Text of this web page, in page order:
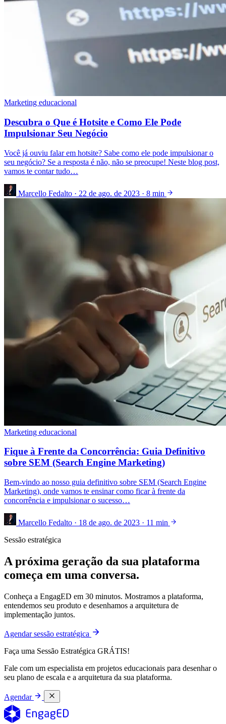
Marketing educacional
Descubra o Que é Hotsite e Como Ele Pode
Impulsionar Seu Negócio
Você já ouviu falar em hotsite? Sabe como ele pode impulsionar o
seu negócio? Se a resposta é não, não se preocupe! Neste blog post,
vamos te contar tudo…
Marcello Fedalto · 22 de ago. de 2023 · 8 min
Marketing educacional
Fique à Frente da Concorrência: Guia Definitivo
sobre SEM (Search Engine Marketing)
Bem-vindo ao nosso guia definitivo sobre SEM (Search Engine
Marketing), onde vamos te ensinar como ficar à frente da
concorrência e impulsionar o sucesso…
Marcello Fedalto · 18 de ago. de 2023 · 11 min
Sessão estratégica
A próxima geração da sua plataforma
começa em uma conversa.
Conheça a EngagED em 30 minutos. Mostramos a plataforma,
entendemos seu produto e desenhamos a arquitetura de
implementação juntos.
Agendar sessão estratégica
Faça uma Sessão Estratégica GRÁTIS!
Fale com um especialista em projetos educacionais para desenhar o
seu plano de escala e a arquitetura da sua plataforma.
Agendar